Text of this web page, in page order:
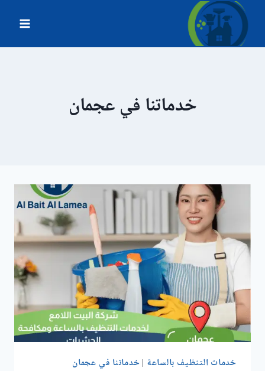
التجاوز
المحتوى
خدماتنا في عجمان
خدمات التنظيف بالساعة |خدماتنا في عجمان